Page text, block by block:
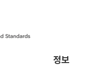
정보